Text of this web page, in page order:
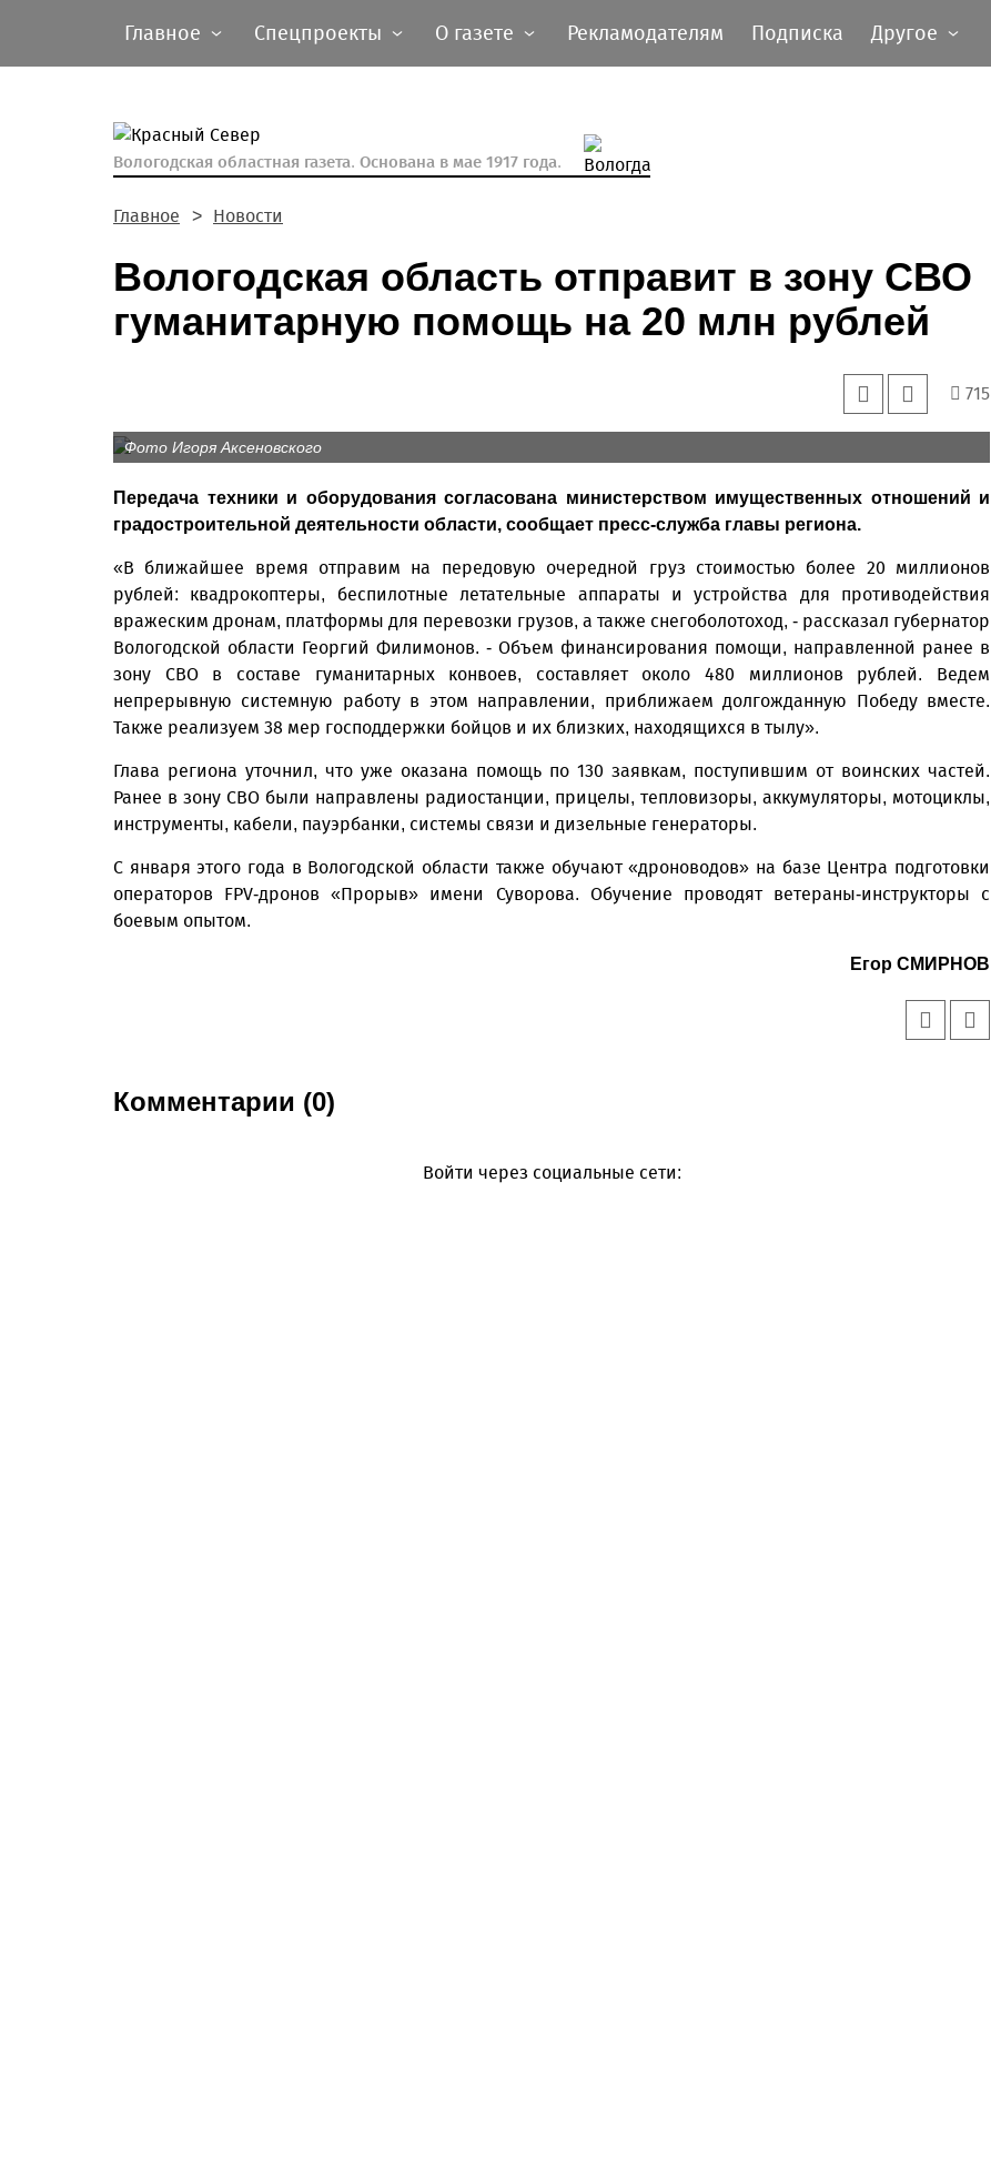
Главное Спецпроекты О газете Рекламодателям Подписка Другое
Вологодская областная газета. Основана в мае 1917 года.
Главное Новости
Вологодская область отправит в зону СВО
гуманитарную помощь на 20 млн рублей
715
Фото Игоря Аксеновского
Передача техники и оборудования согласована министерством имущественных отношений и
градостроительной деятельности области, сообщает пресс-служба главы региона.
«В ближайшее время отправим на передовую очередной груз стоимостью более 20 миллионов
рублей: квадрокоптеры, беспилотные летательные аппараты и устройства для противодействия
вражеским дронам, платформы для перевозки грузов, а также снегоболотоход, - рассказал губернатор
Вологодской области Георгий Филимонов. - Объем финансирования помощи, направленной ранее в
зону СВО в составе гуманитарных конвоев, составляет около 480 миллионов рублей. Ведем
непрерывную системную работу в этом направлении, приближаем долгожданную Победу вместе.
Также реализуем 38 мep господдержки бойцов и их близких, находящихся в тылу».
Глава региона уточнил, что уже оказана помощь по 130 заявкам, поступившим от воинских частей.
Ранее в зону СВО были направлены радиостанции, прицелы, тепловизоры, аккумуляторы, мотоциклы,
инструменты, кабели, пауэрбанки, системы связи и дизельные генераторы.
С января этого года в Вологодской области также обучают «дроноводов» на базе Центра подготовки
операторов FPV-дронов «Прорыв» имени Суворова. Обучение проводят ветераны-инструкторы с
боевым опытом.
Егор СМИРНОВ
Комментарии (0)
Войти через социальные сети: